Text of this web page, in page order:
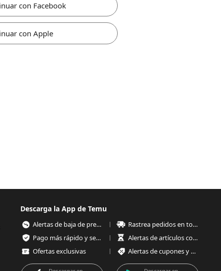
con Facebook
con Apple
Descarga la App de Temu
Alertas de baja de precios
Rastrea pedidos en todo momento
Pago más rápido y seguro
Alertas de artículos con poco stock
Ofertas exclusivas
Alertas de cupones y ofertas